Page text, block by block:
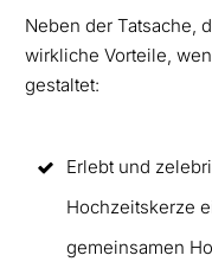
Neben der Tatsache,
wirkliche Vorteile,
gestaltet:
Erlebt und
Hochzeitskerze
gemeinsamen